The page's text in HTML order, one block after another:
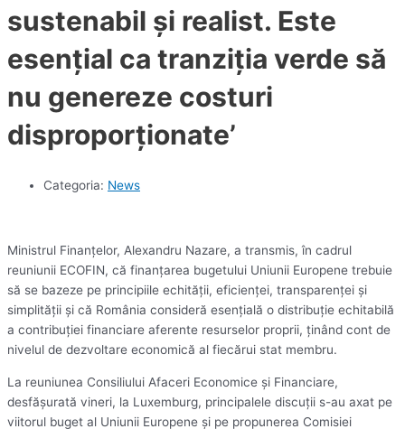
sustenabil şi realist. Este
esenţial ca tranziţia verde să
nu genereze costuri
disproporţionate’
Categoria: News
Ministrul Finanţelor, Alexandru Nazare, a transmis, în cadrul
reuniunii ECOFIN, că finanţarea bugetului Uniunii Europene trebuie
să se bazeze pe principiile echităţii, eficienţei, transparenţei şi
simplităţii şi că România consideră esenţială o distribuţie echitabilă
a contribuţiei financiare aferente resurselor proprii, ţinând cont de
nivelul de dezvoltare economică al fiecărui stat membru.
La reuniunea Consiliului Afaceri Economice şi Financiare,
desfăşurată vineri, la Luxemburg, principalele discuţii s-au axat pe
viitorul buget al Uniunii Europene şi pe propunerea Comisiei